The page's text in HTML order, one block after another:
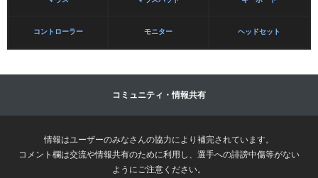
コントローラー モニター ヘッドセット
コミュニティ・情報共有
情報はユーザーのみなさんの協力により補完されています。
コメント欄は交流や情報共有のために利用し、選手への誹謗中傷等がない
ようにご注意ください。